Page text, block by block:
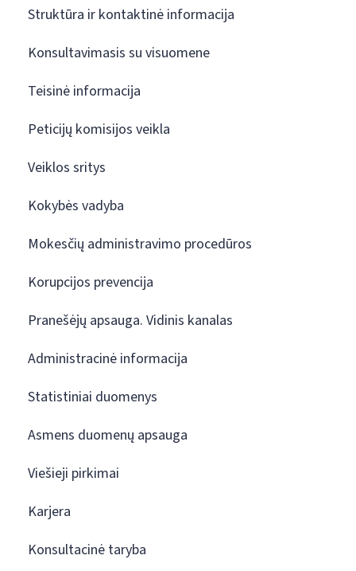
Struktūra ir kontaktinė informacija
Konsultavimasis su visuomene
Teisinė informacija
Peticijų komisijos veikla
Veiklos sritys
Kokybės vadyba
Mokesčių administravimo procedūros
Korupcijos prevencija
Pranešėjų apsauga. Vidinis kanalas
Administracinė informacija
Statistiniai duomenys
Asmens duomenų apsauga
Viešieji pirkimai
Karjera
Konsultacinė taryba